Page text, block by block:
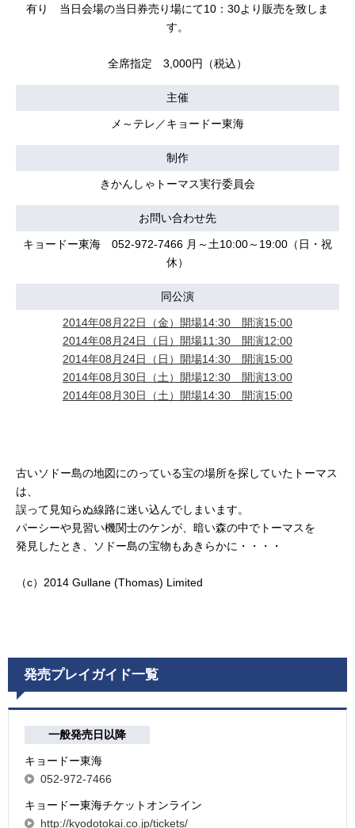
有り 当日会場の当日券売り場にて10：30より販売を致しま
す。
全席指定 3,000円（税込）
主催
メ～テレ／キョードー東海
制作
きかんしゃトーマス実行委員会
お問い合わせ先
キョードー東海 052-972-7466 月～土10:00～19:00（日・祝
休）
同公演
2014年08月22日（金）開場14:30 開演15:00
2014年08月24日（日）開場11:30 開演12:00
2014年08月24日（日）開場14:30 開演15:00
2014年08月30日（土）開場12:30 開演13:00
2014年08月30日（土）開場14:30 開演15:00
古いソドー島の地図にのっている宝の場所を探していたトーマス
は、
誤って見知らぬ線路に迷い込んでしまいます。
パーシーや見習い機関士のケンが、暗い森の中でトーマスを
発見したとき、ソドー島の宝物もあきらかに・・・・
（c）2014 Gullane (Thomas) Limited
発売プレイガイド一覧
一般発売日以降
キョードー東海
052-972-7466
キョードー東海チケットオンライン
http://kyodotokai.co.jp/tickets/